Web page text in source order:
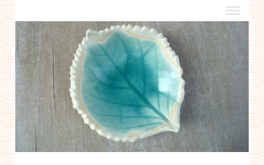
a propos
boutiques de créateurs
contact
politique de confidentialité